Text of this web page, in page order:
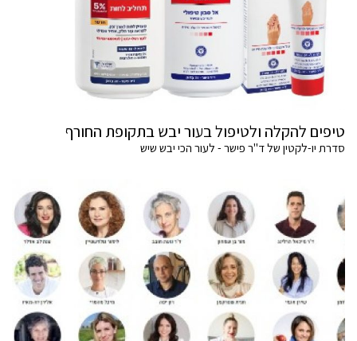
טיפים להקלה ולטיפול בעור יבש בתקופת החורף
סדרת יו-לקטין של ד"ר פישר - לעור הכי יבש שיש